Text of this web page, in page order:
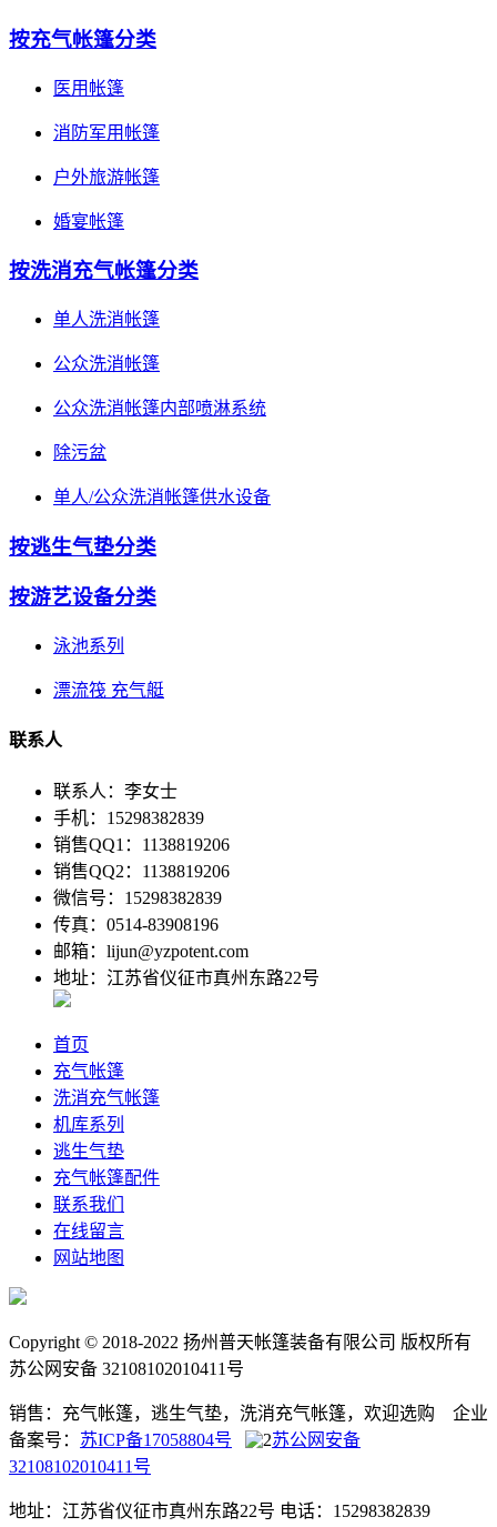
按充气帐篷分类
医用帐篷
消防军用帐篷
户外旅游帐篷
婚宴帐篷
按洗消充气帐篷分类
单人洗消帐篷
公众洗消帐篷
公众洗消帐篷内部喷淋系统
除污盆
单人/公众洗消帐篷供水设备
按逃生气垫分类
按游艺设备分类
泳池系列
漂流筏 充气艇
联系人
联系人：李女士
手机：15298382839
销售QQ1：1138819206
销售QQ2：1138819206
微信号：15298382839
传真：0514-83908196
邮箱：lijun@yzpotent.com
地址：江苏省仪征市真州东路22号
首页
充气帐篷
洗消充气帐篷
机库系列
逃生气垫
充气帐篷配件
联系我们
在线留言
网站地图
Copyright © 2018-2022 扬州普天帐篷装备有限公司 版权所有
苏公网安备 32108102010411号
销售：充气帐篷，逃生气垫，洗消充气帐篷，欢迎选购 企业
备案号： 苏ICP备17058804号
苏公网安备
32108102010411号
地址：江苏省仪征市真州东路22号 电话：15298382839